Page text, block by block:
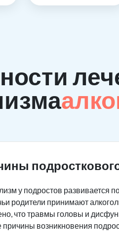
у подростов развивается
родители принимают
что травмы головы и
возникновения